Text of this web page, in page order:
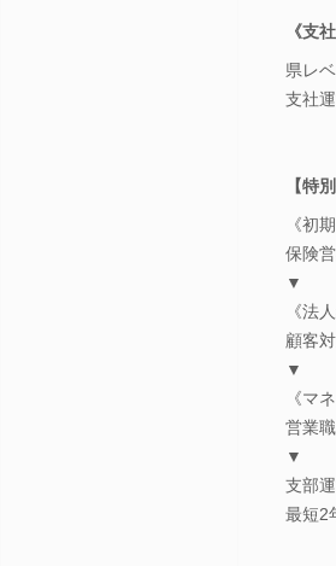
《支
県レ
支社
【特
《初
保険
▼
《法
顧客
▼
《マ
営業
▼
支部
最短2